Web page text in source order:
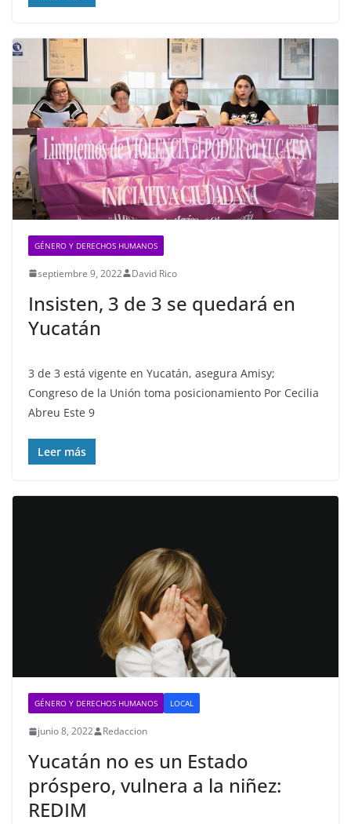
GÉNERO Y DERECHOS HUMANOS
septiembre 9, 2022 David Rico
Insisten, 3 de 3 se quedará en
Yucatán
3 de 3 está vigente en Yucatán, asegura Amisy;
Congreso de la Unión toma posicionamiento Por Cecilia
Abreu Este 9
Leer más
GÉNERO Y DERECHOS HUMANOS LOCAL
junio 8, 2022 Redaccion
Yucatán no es un Estado
próspero, vulnera a la niñez:
REDIM